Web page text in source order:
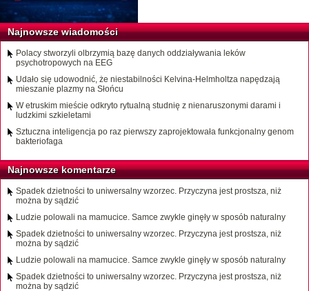
Najnowsze wiadomości
Polacy stworzyli olbrzymią bazę danych oddziaływania leków
psychotropowych na EEG
Udało się udowodnić, że niestabilności Kelvina-Helmholtza napędzają
mieszanie plazmy na Słońcu
W etruskim mieście odkryto rytualną studnię z nienaruszonymi darami i
ludzkimi szkieletami
Sztuczna inteligencja po raz pierwszy zaprojektowała funkcjonalny genom
bakteriofaga
Najnowsze komentarze
Spadek dzietności to uniwersalny wzorzec. Przyczyna jest prostsza, niż
można by sądzić
Ludzie polowali na mamucice. Samce zwykle ginęły w sposób naturalny
Spadek dzietności to uniwersalny wzorzec. Przyczyna jest prostsza, niż
można by sądzić
Ludzie polowali na mamucice. Samce zwykle ginęły w sposób naturalny
Spadek dzietności to uniwersalny wzorzec. Przyczyna jest prostsza, niż
można by sądzić